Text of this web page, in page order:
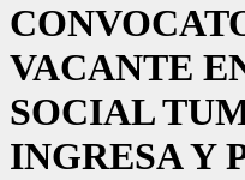
VACANTE
SOCIAL
INGRESA Y